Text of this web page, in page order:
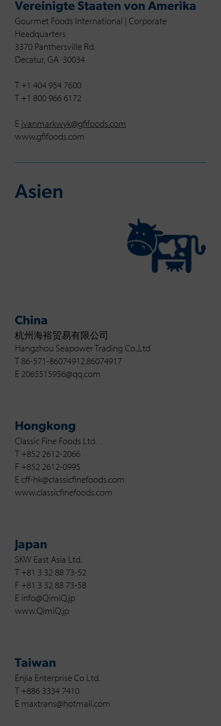
Vereinigte Staaten von Amerika
Gourmet Foods International | Corporate
Headquarters
3370 Panthersville Rd.
Decatur, GA 30034
T +1 404 954 7600
T +1 800 966 6172
E jvanmarkwyk@gfifoods.com
www.gfifoods.com
Asien
China
杭州海裕贸易有限公司
Hangzhou Seapower Trading Co.,Ltd
T 86-571-86074912,86074917
E 2065515956@qq.com
Hongkong
Classic Fine Foods Ltd.
T +852 2612-2066
F +852 2612-0995
E cff-hk@classicfinefoods.com
www.classicfinefoods.com
Japan
SKW East Asia Ltd.
T +81 3 32 88 73-52
F +81 3 32 88 73-58
E info@QimiQ.jp
www.QimiQ.jp
Taiwan
Enjia Enterprise Co Ltd.
T +886 3334 7410
E maxtrans@hotmail.com